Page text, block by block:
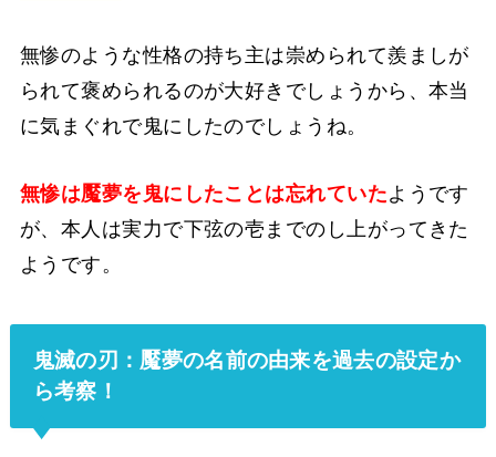
無惨のような性格の持ち主は崇められて羨ましが
られて褒められるのが大好きでしょうから、本当
に気まぐれで鬼にしたのでしょうね。
無惨は魘夢を鬼にしたことは忘れていたようです
が、本人は実力で下弦の壱までのし上がってきた
ようです。
鬼滅の刃：魘夢の名前の由来を過去の設定か
ら考察！